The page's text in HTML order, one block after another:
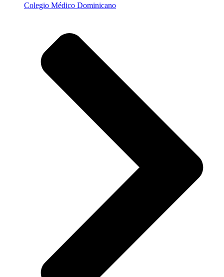
Colegio Médico Dominicano